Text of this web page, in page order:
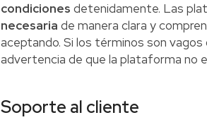
condiciones detenidamente. Las
necesaria de manera clara y
aceptando. Si los términos son
advertencia de que la plataforma no
Soporte al cliente